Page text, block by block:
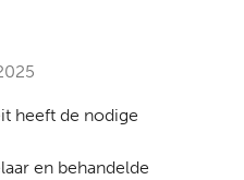
heeft de nodige
en behandelde